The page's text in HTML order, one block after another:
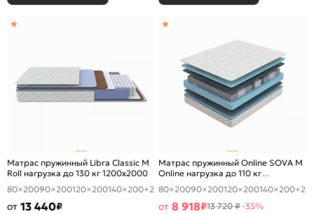
Матрас пружинный Libra Classic M
Roll нагрузка до 130 кг 1200x2000
80×20090×200120×200140×200+2
от 13 440₽
Матрас пружинный Online SOVA M
Online нагрузка до 110 кг
1200x2000
80×20090×200120×200140×200+2
от 8 918₽13 720 ₽-35%